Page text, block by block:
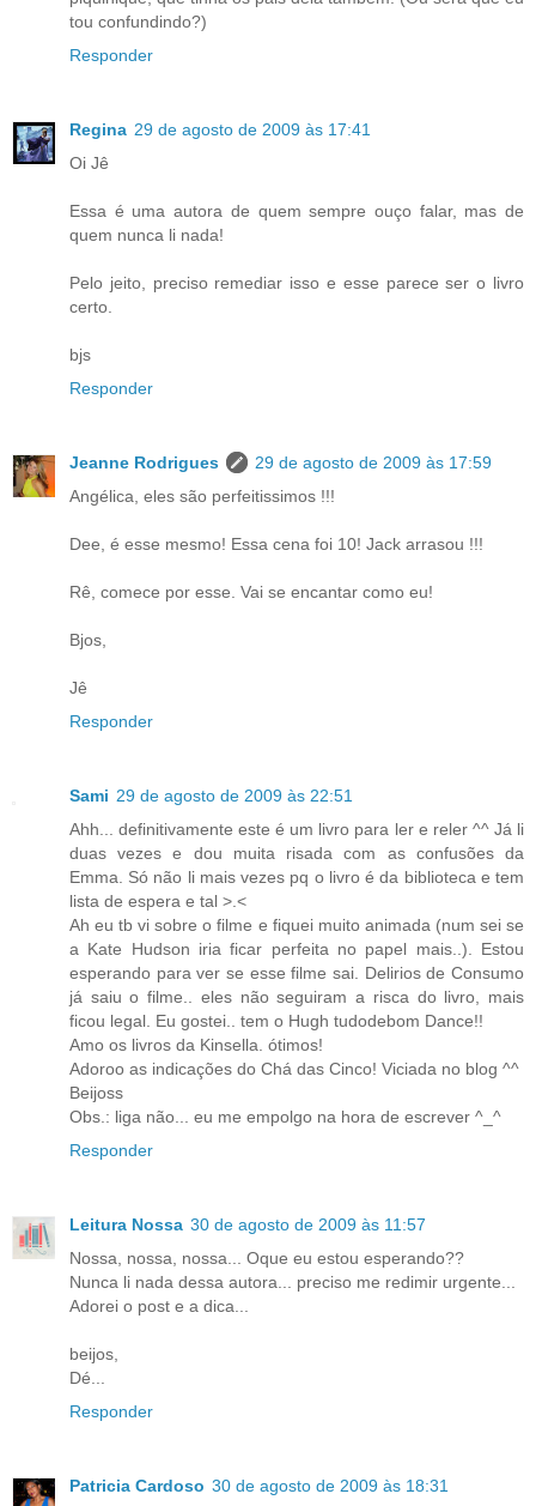
tou confundindo?)
Responder
Regina 29 de agosto de 2009 às 17:41
Oi Jê
Essa é uma autora de quem sempre ouço falar, mas de
quem nunca li nada!
Pelo jeito, preciso remediar isso e esse parece ser o livro
certo.
bjs
Responder
Jeanne Rodrigues
29 de agosto de 2009 às 17:59
Angélica, eles são perfeitissimos !!!
Dee, é esse mesmo! Essa cena foi 10! Jack arrasou !!!
Rê, comece por esse. Vai se encantar como eu!
Bjos,
Jê
Responder
Sami 29 de agosto de 2009 às 22:51
Ahh... definitivamente este é um livro para ler e reler ^^ Já li
duas vezes e dou muita risada com as confusões da
Emma. Só não li mais vezes pq o livro é da biblioteca e tem
lista de espera e tal >.<
Ah eu tb vi sobre o filme e fiquei muito animada (num sei se
a Kate Hudson iria ficar perfeita no papel mais..). Estou
esperando para ver se esse filme sai. Delirios de Consumo
já saiu o filme.. eles não seguiram a risca do livro, mais
ficou legal. Eu gostei.. tem o Hugh tudodebom Dance!!
Amo os livros da Kinsella. ótimos!
Adoroo as indicações do Chá das Cinco! Viciada no blog ^^
Beijoss
Obs.: liga não... eu me empolgo na hora de escrever ^_^
Responder
Leitura Nossa 30 de agosto de 2009 às 11:57
Nossa, nossa, nossa... Oque eu estou esperando??
Nunca li nada dessa autora... preciso me redimir urgente...
Adorei o post e a dica...
beijos,
Dé...
Responder
Patricia Cardoso 30 de agosto de 2009 às 18:31